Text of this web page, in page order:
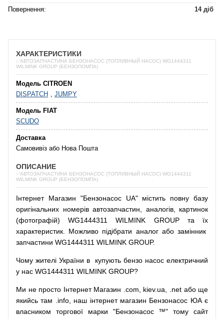
Повернення:
14 діб
ХАРАКТЕРИСТИКИ
✅АВТОЗАПЧАСТИНА БЕНЗОНАСОС (ТОПЛИВНЫЙ НАСОС) WG1444311
WILMINK GROUP (БЕНЗОПОМПА)
Модель CITROEN
DISPATCH , JUMPY
Модель FIAT
SCUDO
Доставка
Самовивіз або Нова Пошта
ОПИСАНИЕ
✅АВТОЗАПЧАСТИНА БЕНЗОНАСОС (ТОПЛИВНЫЙ НАСОС) WG1444311
WILMINK GROUP (БЕНЗОПОМПА)
Інтернет Магазин "Бензонасос UA" містить повну базу
оригінальних номерів автозапчастин аналогів,
картинок
(фотографій)WG1444311 WILMINK GROUP та їх
характеристик. Можливо підібрати аналог або замінник
запчастини WG1444311 WILMINK GROUP.
Чому жителі України в купують бензо насос електричний
у нас WG1444311 WILMINK GROUP?
Ми не просто Інтернет Магазин .com kiev.ua .net або ще
якийсь там .info, наш інтернет магазин Бензонасос ЮА є
власником
торгової марки "Бензонасос ™" тому
сайт